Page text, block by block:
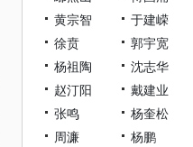
黄宗智
于建嵘
徐贲
郭宇宽
杨祖陶
沈志华
赵汀阳
戴建业
张鸣
杨奎松
周濂
杨鹏